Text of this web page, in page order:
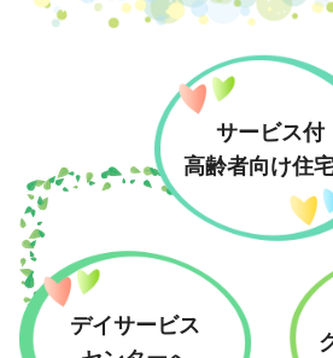
サービス付
高齢者向け住
デイサービス